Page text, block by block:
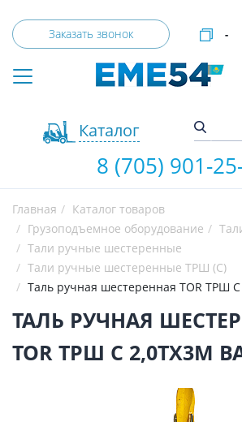
Заказать звонок
Каталог
-
8 (705) 901-
Главная
Каталог товаров
Грузоподъемное оборудование
Тали ручные шестеренные
Тали ручные шестеренные ТРШ (С)
Таль ручная шестеренная TOR ТРШ C
ТАЛЬ РУЧНАЯ
TOR ТРШ C 2,0ТХ3М